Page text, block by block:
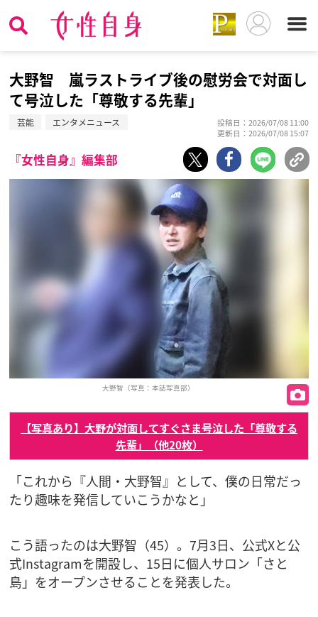
大野智 嵐ラストライブ後の慰労会で対面し
て号泣した「尊敬する先輩」
芸能 エンタメニュース
投稿日：2026/07/08 11:00
更新日：2026/07/08 15:07
『女性自身』編集部
大野智（写真：本誌写真部）
【写真あり】大野が対面してすぐさま号泣した「尊敬する
先輩」（他20枚）
「これから『人間・大野智』として、僕の日常だっ
たり趣味を発信していこうかなと」
こう語ったのは大野智（45）。7月3日、公式Xと公
式Instagramを開設し、15日に個人サロン「さと
島」をオープンさせることを発表した。